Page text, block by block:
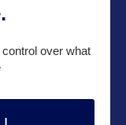
over what